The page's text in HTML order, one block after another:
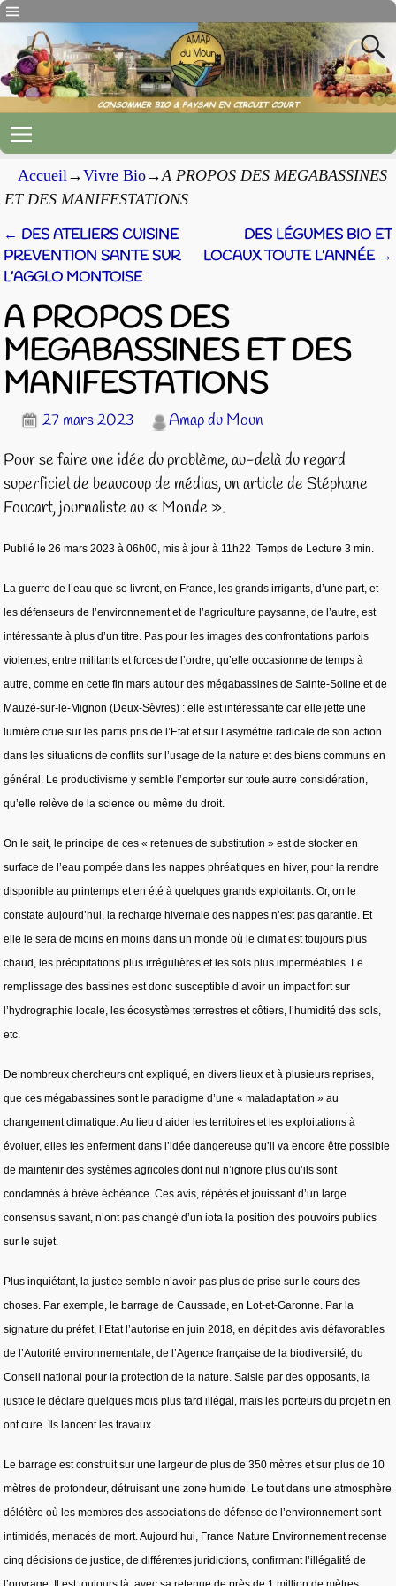
Accueil→Vivre Bio→A PROPOS DES MEGABASSINES
ET DES MANIFESTATIONS
Navigation des articles
← DES ATELIERS CUISINE
PREVENTION SANTE SUR
L’AGGLO MONTOISE
DES LÉGUMES BIO ET
LOCAUX TOUTE L’ANNÉE →
A PROPOS DES
MEGABASSINES ET DES
MANIFESTATIONS
27 mars 2023
Amap du Moun
Pour se faire une idée du problème, au-delà du regard
superficiel de beaucoup de médias, un article de Stéphane
Foucart, journaliste au « Monde ».
Publié le 26 mars 2023 à 06h00, mis à jour à 11h22 Temps de Lecture 3 min.
La guerre de l’eau que se livrent, en France, les grands irrigants, d’une part, et
les défenseurs de l’environnement et de l’agriculture paysanne, de l’autre, est
intéressante à plus d’un titre. Pas pour les images des confrontations parfois
violentes, entre militants et forces de l’ordre, qu’elle occasionne de temps à
autre, comme en cette fin mars autour des mégabassines de Sainte-Soline et de
Mauzé-sur-le-Mignon (Deux-Sèvres) : elle est intéressante car elle jette une
lumière crue sur les partis pris de l’Etat et sur l’asymétrie radicale de son action
dans les situations de conflits sur l’usage de la nature et des biens communs en
général. Le productivisme y semble l’emporter sur toute autre considération,
qu’elle relève de la science ou même du droit.
On le sait, le principe de ces « retenues de substitution » est de stocker en
surface de l’eau pompée dans les nappes phréatiques en hiver, pour la rendre
disponible au printemps et en été à quelques grands exploitants. Or, on le
constate aujourd’hui, la recharge hivernale des nappes n’est pas garantie. Et
elle le sera de moins en moins dans un monde où le climat est toujours plus
chaud, les précipitations plus irrégulières et les sols plus imperméables. Le
remplissage des bassines est donc susceptible d’avoir un impact fort sur
l’hydrographie locale, les écosystèmes terrestres et côtiers, l’humidité des sols,
etc.
De nombreux chercheurs ont expliqué, en divers lieux et à plusieurs reprises,
que ces mégabassines sont le paradigme d’une « maladaptation » au
changement climatique. Au lieu d’aider les territoires et les exploitations à
évoluer, elles les enferment dans l’idée dangereuse qu’il va encore être possible
de maintenir des systèmes agricoles dont nul n’ignore plus qu’ils sont
condamnés à brève échéance. Ces avis, répétés et jouissant d’un large
consensus savant, n’ont pas changé d’un iota la position des pouvoirs publics
sur le sujet.
Plus inquiétant, la justice semble n’avoir pas plus de prise sur le cours des
choses. Par exemple, le barrage de Caussade, en Lot-et-Garonne. Par la
signature du préfet, l’Etat l’autorise en juin 2018, en dépit des avis défavorables
de l’Autorité environnementale, de l’Agence française de la biodiversité, du
Conseil national pour la protection de la nature. Saisie par des opposants, la
justice le déclare quelques mois plus tard illégal, mais les porteurs du projet n’en
ont cure. Ils lancent les travaux.
Le barrage est construit sur une largeur de plus de 350 mètres et sur plus de 10
mètres de profondeur, détruisant une zone humide. Le tout dans une atmosphère
délétère où les membres des associations de défense de l’environnement sont
intimidés, menacés de mort. Aujourd’hui, France Nature Environnement recense
cinq décisions de justice, de différentes juridictions, confirmant l’illégalité de